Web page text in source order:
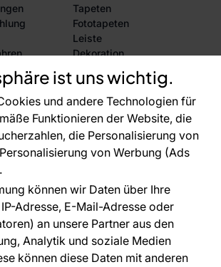
ist uns wichtig.
und andere Technologien für
Funktionieren der Website, die
die Personalisierung von
von Werbung (Ads
können wir Daten über Ihre
Adresse, E-Mail-Adresse oder
an unsere Partner aus den
Analytik und soziale Medien
können diese Daten mit anderen
Tapeten
Fototapeten
Leiste
Dekoration
Selbstklebende Folien
Zubehör
Tapetenmuster
ÜBER DAS UNTERNEHMEN